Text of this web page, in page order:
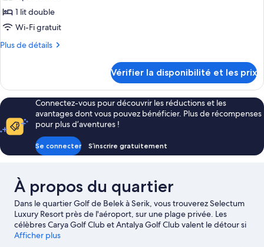
pour
ce
type
DOUBLE
DELUXE
LAND
VIEW
1 lit double
Wi-Fi gratuit
Plus de détails
Plus
le
type
de
chambre
DOUBLE
LAND
Vérifier la disponibilité et les prix
Connectez-vous pour découvrir les réductions et les
avantages dont vous pouvez bénéficier. Plus de récompenses
pour plus d’aventures !
Se connecter S’inscrire gratuitement
À propos du quartier
Dans le quartier Golf de Belek à Serik, vous trouverez Selectum
Luxury Resort près de l'aéroport, sur une plage privée. Les
célèbres Carya Golf Club et Antalya Golf Club valent le détour si
un minimum d'action est à l'ordre du jour. Vous préférez partir
Afficher plus